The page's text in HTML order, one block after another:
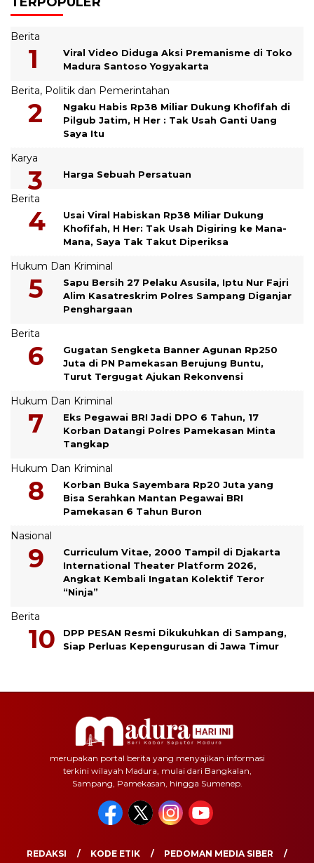
Berita
Viral Video Diduga Aksi Premanisme di Toko
Madura Santoso Yogyakarta
Berita, Politik dan Pemerintahan
Ngaku Habis Rp38 Miliar Dukung Khofifah di
Pilgub Jatim, H Her : Tak Usah Ganti Uang
Saya Itu
Karya
Harga Sebuah Persatuan
Berita
Usai Viral Habiskan Rp38 Miliar Dukung
Khofifah, H Her: Tak Usah Digiring ke Mana-
Mana, Saya Tak Takut Diperiksa
Hukum Dan Kriminal
Sapu Bersih 27 Pelaku Asusila, Iptu Nur Fajri
Alim Kasatreskrim Polres Sampang Diganjar
Penghargaan
Berita
Gugatan Sengketa Banner Agunan Rp250
Juta di PN Pamekasan Berujung Buntu,
Turut Tergugat Ajukan Rekonvensi
Hukum Dan Kriminal
Eks Pegawai BRI Jadi DPO 6 Tahun, 17
Korban Datangi Polres Pamekasan Minta
Tangkap
Hukum Dan Kriminal
Korban Buka Sayembara Rp20 Juta yang
Bisa Serahkan Mantan Pegawai BRI
Pamekasan 6 Tahun Buron
Nasional
Curriculum Vitae, 2000 Tampil di Djakarta
International Theater Platform 2026,
Angkat Kembali Ingatan Kolektif Teror
“Ninja”
Berita
DPP PESAN Resmi Dikukuhkan di Sampang,
Siap Perluas Kepengurusan di Jawa Timur
merupakan portal berita yang menyajikan informasi
terkini wilayah Madura, mulai dari Bangkalan,
Sampang, Pamekasan, hingga Sumenep.
REDAKSI KODE ETIK PEDOMAN MEDIA SIBER